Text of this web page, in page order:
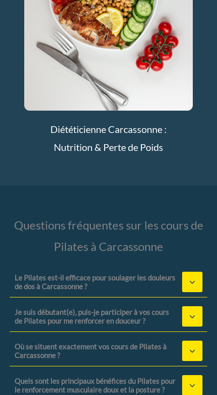
Diététicienne Carcassonne :
Nutrition & Perte de Poids
Questions fréquentes sur les cours de
Pilates à Carcassonne
Le Pilates est-il efficace pour soulager les douleurs
de dos à Carcassonne ?
Je suis débutant(e), puis-je participer à vos cours
de Pilates pour me renforcer en douceur ?
Où se situent exactement vos cours de Pilates à
Carcassonne ?
Quels sont les principaux bénéfices du Pilates pour
le renforcement musculaire doux et la posture ?